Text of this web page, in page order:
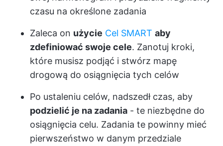
czasu na określone zadania
Zaleca on użycie Cel SMART aby
zdefiniować swoje cele. Zanotuj kroki,
które musisz podjąć i stwórz mapę
drogową do osiągnięcia tych celów
Po ustaleniu celów, nadszedł czas, aby
podzielić je na zadania - te niezbędne do
osiągnięcia celu. Zadania te powinny mieć
pierwszeństwo w danym przedziale